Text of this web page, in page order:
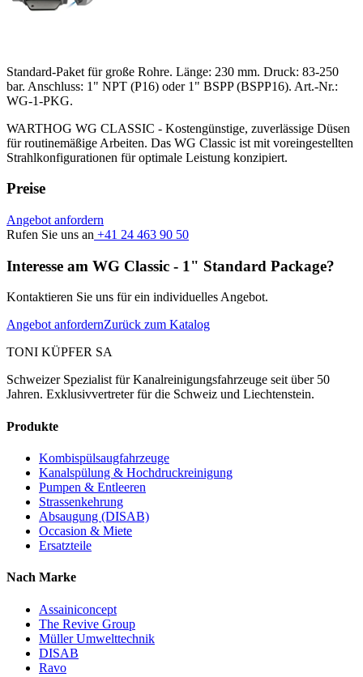
Standard-Paket für große Rohre. Länge: 230 mm. Druck: 83-250
bar. Anschluss: 1" NPT (P16) oder 1" BSPP (BSPP16). Art.-Nr.:
WG-1-PKG.
WARTHOG WG CLASSIC - Kostengünstige, zuverlässige Düsen
für routinemäßige Arbeiten. Das WG Classic ist mit voreingestellten
Strahlkonfigurationen für optimale Leistung konzipiert.
Preise
Angebot anfordern
Rufen Sie uns an +41 24 463 90 50
Interesse am WG Classic - 1" Standard Package?
Kontaktieren Sie uns für ein individuelles Angebot.
Angebot anfordernZurück zum Katalog
TONI KÜPFER SA
Schweizer Spezialist für Kanalreinigungsfahrzeuge seit über 50
Jahren. Exklusivvertreter für die Schweiz und Liechtenstein.
Produkte
Kombispülsaugfahrzeuge
Kanalspülung & Hochdruckreinigung
Pumpen & Entleeren
Strassenkehrung
Absaugung (DISAB)
Occasion & Miete
Ersatzteile
Nach Marke
Assainiconcept
The Revive Group
Müller Umwelttechnik
DISAB
Ravo